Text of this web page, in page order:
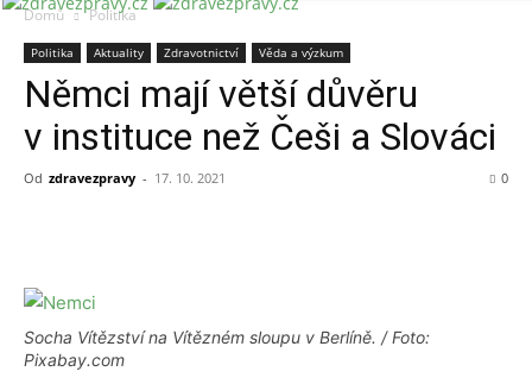
Domů Politika
Politika Aktuality Zdravotnictví Věda a výzkum
Němci mají větší důvěru
v instituce než Češi a Slováci
Od zdravezpravy - 17. 10. 2021 0
Socha Vítězství na Vítězném sloupu v Berlíně. / Foto:
Pixabay.com